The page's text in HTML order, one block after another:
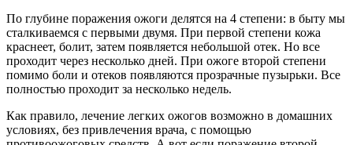
По глубине поражения ожоги делятся на 4 степени: в быту мы
сталкиваемся с первыми двумя. При первой степени кожа
краснеет, болит, затем появляется небольшой отек. Но все
проходит через несколько дней. При ожоге второй степени
помимо боли и отеков появляются прозрачные пузырьки. Все
полностью проходит за несколько недель.
Как правило, лечение легких ожогов возможно в домашних
условиях, без привлечения врача, с помощью